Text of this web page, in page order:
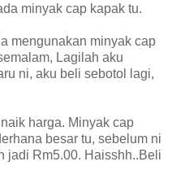
minyak cap kapak tu.
mengunakan minyak cap
Lagilah aku
ni, aku beli sebotol lagi,
harga. Minyak cap
besar tu, sebelum ni
jadi Rm5.00. Haisshh..Beli